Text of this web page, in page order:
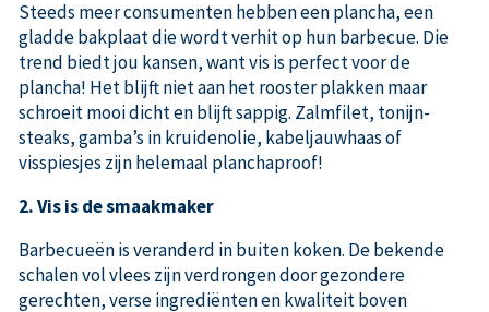
Steeds meer consumenten hebben een plancha, een
gladde bakplaat die wordt verhit op hun barbecue. Die
trend biedt jou kansen, want vis is perfect voor de
plancha! Het blijft niet aan het rooster plakken maar
schroeit mooi dicht en blijft sappig. Zalmfilet, tonijn­
steaks, gamba’s in kruidenolie, kabeljauwhaas of
visspiesjes zijn helemaal planchaproof!
2. Vis is de smaakmaker
Barbecueën is veranderd in buiten koken. De bekende
schalen vol vlees zijn verdrongen door gezondere
gerechten, verse ingrediënten en kwaliteit boven